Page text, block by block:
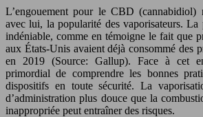
L’engouement pour le CBD (cannabidiol)
avec lui, la popularité des vaporisateurs.
indéniable, comme en témoigne le fait que
aux États-Unis avaient déjà consommé des
en 2019 (Source: Gallup). Face à cet
primordial de comprendre les bonnes
dispositifs en toute sécurité. La
d’administration plus douce que la
inappropriée peut entraîner des risques.